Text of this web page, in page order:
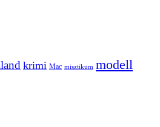
krimi Mac misztikum modell